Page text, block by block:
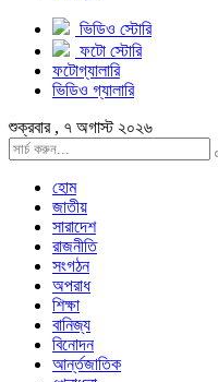
ভিডিও স্টোরি
ফটো স্টোরি
ফটোগ্যালারি
ভিডিও গ্যালারি
শুক্রবার , ৭ অগাস্ট ২০২৬
হোম
জাতীয়
সারাদেশ
রাজনীতি
সংগঠন
অপরাধ
শিক্ষা
বানিজ্য
বিনোদন
আর্ন্তজাতিক